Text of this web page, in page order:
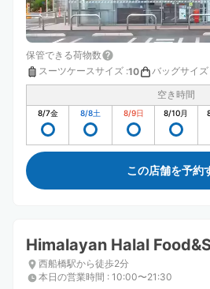
保管できる荷物数
スーツケースサイズ :10 バッグサイズ
空き時間
8/7金 8/8土 8/9日 8/10月
この店舗を予約
Himalayan Halal
西船橋駅から徒歩2分
本日の営業時間 : 10:00〜21:30